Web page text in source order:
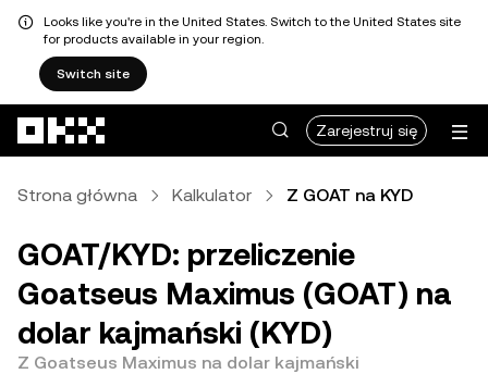
Looks like you're in the United States. Switch to the United States site
for products available in your region.
Switch site
Zarejestruj się
Strona główna Kalkulator Z GOAT na KYD
GOAT/KYD: przeliczenie
Goatseus Maximus (GOAT) na
dolar kajmański (KYD)
Z Goatseus Maximus na dolar kajmański